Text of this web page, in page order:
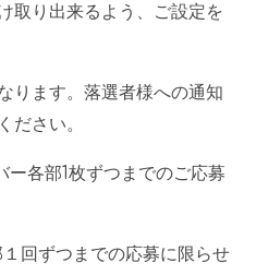
取り出来るよう、ご設定を
ります。落選者様への通知
ださい。
ー各部1枚ずつまでのご応募
回ずつまでの応募に限らせ